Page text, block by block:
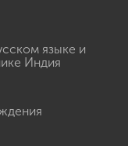
языке и
Индия